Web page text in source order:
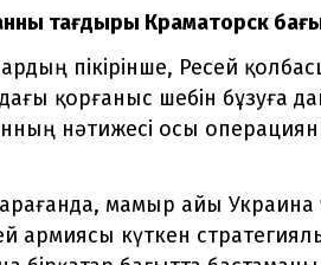
тағдыры Краматорск
пікірінше, Ресей
қорғаныс шебін бұзуға
нәтижесі осы
мамыр айы
армиясы күткен